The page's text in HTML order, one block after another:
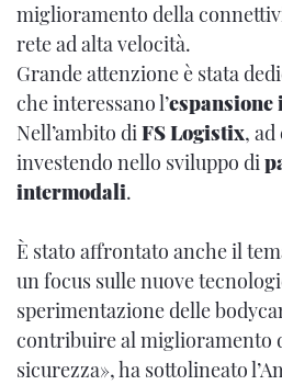
miglioramento della
rete ad alta velocità.
Grande attenzione è stata
che interessano l’espansione
Nell’ambito diFS Logistix, ad
investendo nello sviluppo di
intermodali.
È stato affrontato anche il
un focus sulle nuove
sperimentazione delle
contribuire al miglioramento
sicurezza», ha sottolineato